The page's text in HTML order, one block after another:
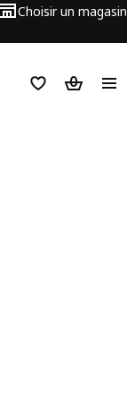
Choisir un magasin
! Connectez-vous
Liste d'achats
Panier